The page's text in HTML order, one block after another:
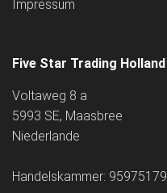
Impressum
Five Star Trading Holland
Voltaweg 8 a
5993 SE, Maasbree
Niederlande
Handelskammer: 95975179